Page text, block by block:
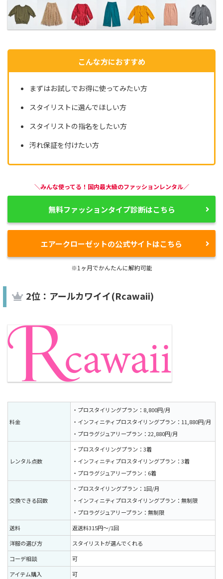
こんな方におすすめ
まずはお試しでお得に使ってみたい方
スタイリストに選んでほしい方
スタイリストの指名をしたい方
汚れ保証を付けたい方
＼みんな使ってる！国内最大級のファッションレンタル／
無料ファッションタイプ診断はこちら
エアークローゼットの公式サイトはこちら
※1ヶ月でかんたんに解約可能
2位：アールカワイイ(Rcawaii)
料金
・プロスタイリングプラン：8,800円/月
・インフィニティプロスタイリングプラン：11,880円/月
・プロラグジュアリープラン：22,880円/月
レンタル点数
・プロスタイリングプラン：3着
・インフィニティプロスタイリングプラン：3着
・プロラグジュアリープラン：6着
交換できる回数
・プロスタイリングプラン：1回/月
・インフィニティプロスタイリングプラン：無制限
・プロラグジュアリープラン：無制限
送料
返送料315円〜/1回
洋服の選び方
スタイリストが選んでくれる
コーデ相談
可
アイテム購入
可